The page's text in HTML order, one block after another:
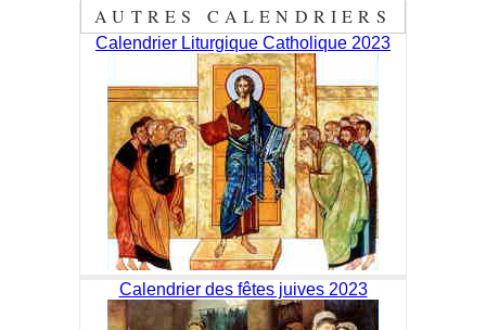
AUTRES CALENDRIERS
Calendrier Liturgique Catholique 2023
Calendrier des fêtes juives 2023